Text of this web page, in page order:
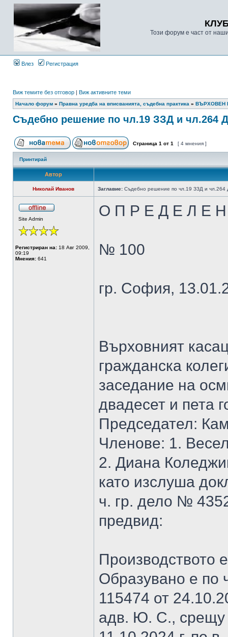
Този форум е част от
Влез Регистрация
Виж темите без отговор | Виж активните теми
Начало форум » Правна уредба на вписванията, съдебна практика » ВЪРХОВЕН
Съдебно решение по чл.19 ЗЗД и чл.264
Страница 1 от 1 [ 4 мнения ]
Принтирай
Автор
Николай Иванов Заглавие: Съдебно решение по чл.19 ЗЗД и
Site Admin
Регистриран на: 18 Авг 2009,
09:19
Мнения: 641
О П Р Е Д Е Л Е
№ 100
гр. София,
Върховният
гражданска
заседание на
двадесет и пета
Председател:
Членове: 1.
2. Диана
като изслуша
ч. гр. дело №
предвид:
Производството
Образувано е по
115474 от
адв. Ю. С., срещу